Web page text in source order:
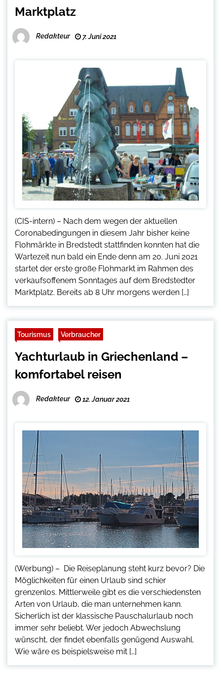
Marktplatz
Redakteur 7. Juni 2021
(CIS-intern) – Nach dem wegen der aktuellen
Coronabedingungen in diesem Jahr bisher keine
Flohmärkte in Bredstedt stattfinden konnten hat die
Wartezeit nun bald ein Ende denn am 20. Juni 2021
startet der erste große Flohmarkt im Rahmen des
verkaufsoffenem Sonntages auf dem Bredstedter
Marktplatz. Bereits ab 8 Uhr morgens werden […]
Tourismus Verbraucher
Yachturlaub in Griechenland –
komfortabel reisen
Redakteur 12. Januar 2021
(Werbung) – Die Reiseplanung steht kurz bevor? Die
Möglichkeiten für einen Urlaub sind schier
grenzenlos. Mittlerweile gibt es die verschiedensten
Arten von Urlaub, die man unternehmen kann.
Sicherlich ist der klassische Pauschalurlaub noch
immer sehr beliebt. Wer jedoch Abwechslung
wünscht, der findet ebenfalls genügend Auswahl.
Wie wäre es beispielsweise mit […]